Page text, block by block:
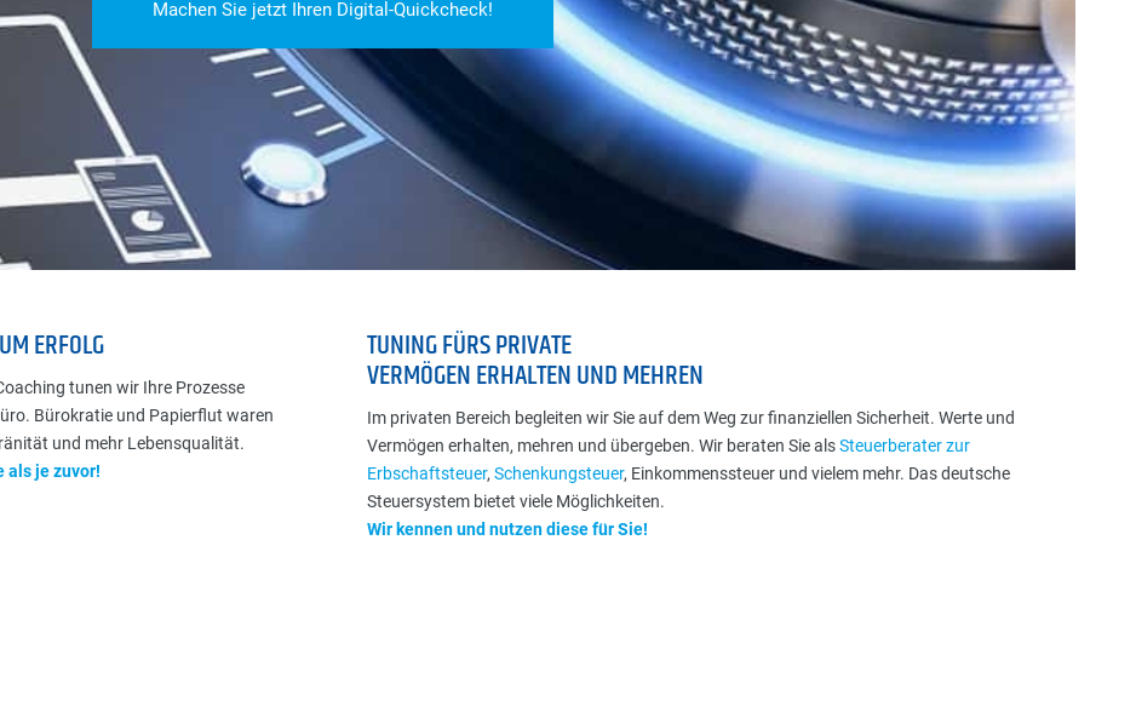
Machen Sie jetzt Ihren Digital-Quickcheck!
ERFOLG
tunen wir Ihre Prozesse
Bürokratie und Papierflut waren
und mehr Lebensqualität.
als je zuvor!
TUNING FÜRS PRIVATE
VERMÖGEN ERHALTEN UND MEHREN
Im privaten Bereich begleiten wir Sie auf dem Weg zur finanziellen Sicherheit. Werte und
Vermögen erhalten, mehren und übergeben. Wir beraten Sie alsSteuerberater zur
Erbschaftsteuer,Schenkungsteuer, Einkommenssteuer und vielem mehr. Das deutsche
Steuersystem bietet viele Möglichkeiten.
Wir kennen und nutzen diese für Sie!